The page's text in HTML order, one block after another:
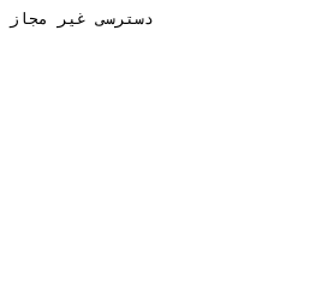
دسترسی غیر مجاز